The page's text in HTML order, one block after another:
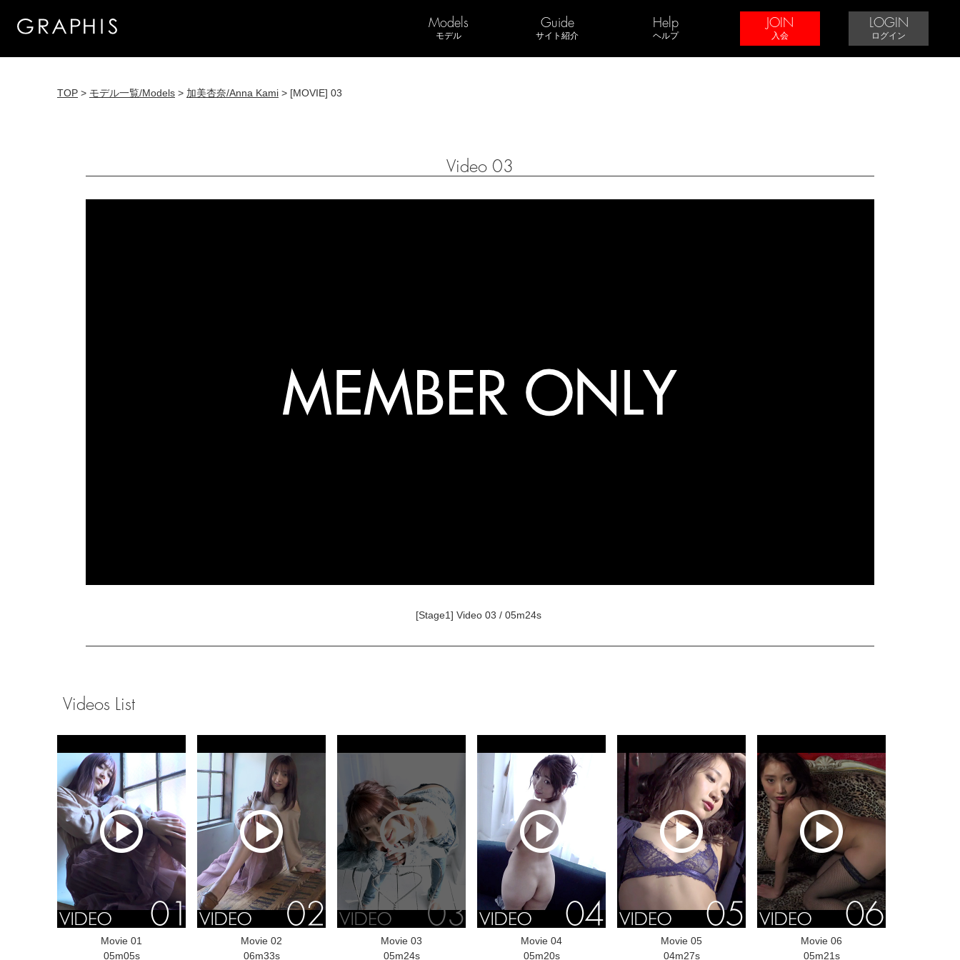
Models
モデル
Guide
サイト紹介
Help
ヘルプ
JOIN
入会
LOGIN
ログイン
TOP > モデル一覧/Models > 加美杏奈/Anna Kami > [MOVIE] 03
Video 03
[Stage1] Video 03 / 05m24s
Videos List
Movie 01
05m05s
Movie 02
06m33s
Movie 03
05m24s
Movie 04
05m20s
Movie 05
04m27s
Movie 06
05m21s